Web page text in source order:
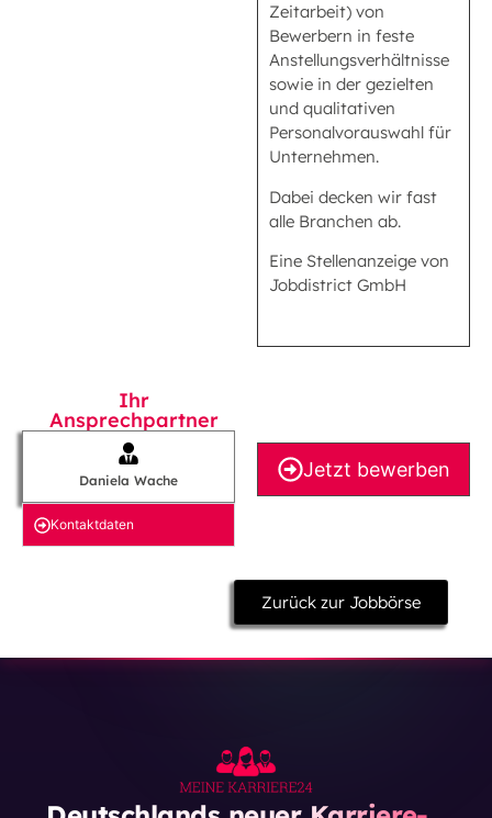
Zeitarbeit) von
Bewerbern in feste
Anstellungsverhältnisse
sowie in der gezielten
und qualitativen
Personalvorauswahl für
Unternehmen.
Dabei decken wir fast
alle Branchen ab.
Eine Stellenanzeige von
Jobdistrict GmbH
Ihr
Ansprechpartner
Daniela Wache
Kontakt­daten
Jetzt bewerben
Zurück zur Jobbörse